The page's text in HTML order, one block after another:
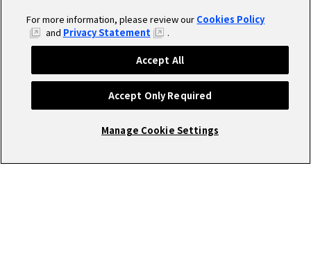
For more information, please review our Cookies Policy
and Privacy Statement .
Manage Cookie Settings
Accept Only Required
Accept All